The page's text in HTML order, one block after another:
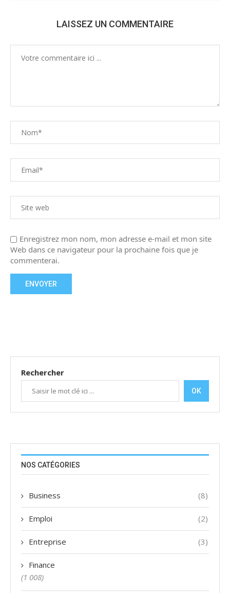
LAISSEZ UN COMMENTAIRE
Enregistrez mon nom, mon adresse e-mail et mon site
Web dans ce navigateur pour la prochaine fois que je
commenterai.
Rechercher
OK
NOS CATÉGORIES
Business (8)
Emploi (2)
Entreprise (3)
Finance
(1 008)